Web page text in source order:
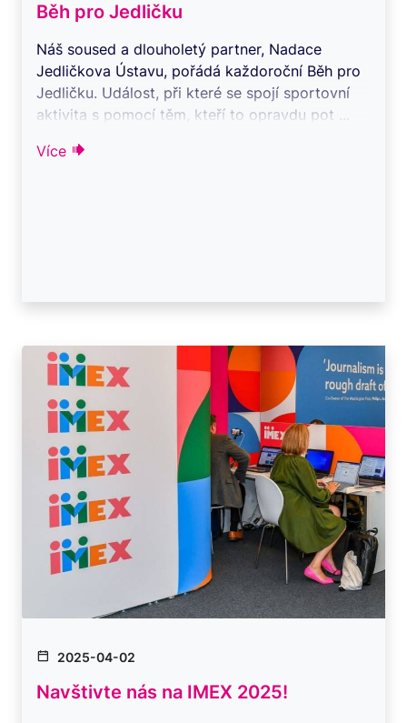
Běh pro Jedličku
Náš soused a dlouholetý partner, Nadace
Jedličkova Ústavu, pořádá každoroční Běh pro
Jedličku. Událost, při které se spojí sportovní
aktivita s pomocí těm, kteří to opravdu pot ...
Více
2025-04-02
Navštivte nás na IMEX 2025!